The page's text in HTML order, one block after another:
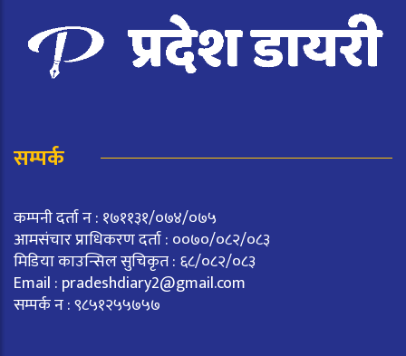
सम्पर्क
कम्पनी दर्ता न : १७११३१/०७४/०७५
आमसंचार प्राधिकरण दर्ता : ००७०/०८२/०८३
मिडिया काउन्सिल सुचिकृत : ६८/०८२/०८३
Email : pradeshdiary2@gmail.com
सम्पर्क न : ९८५१२५५७५७